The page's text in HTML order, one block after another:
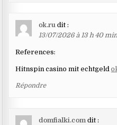
ok.ru dit :
13/07/2026 à 13 h 40
References:
Hitnspin casino mit echtgeld
Répondre
domfialki.com dit :